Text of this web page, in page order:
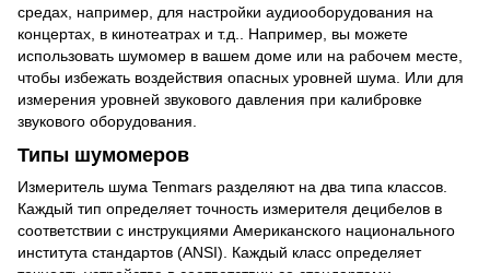
средах, например, для настройки аудиооборудования на
концертах, в кинотеатрах и т.д.. Например, вы можете
использовать шумомер в вашем доме или на рабочем месте,
чтобы избежать воздействия опасных уровней шума. Или для
измерения уровней звукового давления при калибровке
звукового оборудования.
Типы шумомеров
Измеритель шума Tenmars разделяют на два типа классов.
Каждый тип определяет точность измерителя децибелов в
соответствии с инструкциями Американского национального
института стандартов (ANSI). Каждый класс определяет